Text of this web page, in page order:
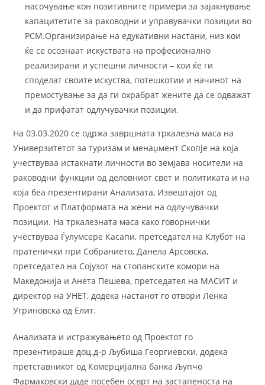
насочување кон позитивните примери за зајакнување
капацитетите за раководни и управувачки позиции во
РСМ.Организирање на едукативни настани, низ кои
ќе се осознаат искуствата на професионално
реализирани и успешни личности – кои ќе ги
споделат своите искуства, потешкотии и начинот на
премостување за да ги охрабрат жените да се одважат
и да прифатат одлучувачки позиции.
На 03.03.2020 се одржа завршната тркалезна маса на
Универзитетот за туризам и менаџмент Скопје на која
учествуваа истакнати личности во зeмјава носители на
раководни функции од деловниот свет и политиката и на
која беа презентирани Анализата, Извештајот од
Проектот и Платформата на жени на одлучувачки
позиции. На тркалезната маса како говорнички
учествуваа Ѓулумсере Касапи, претседател на Клубот на
пратенички при Собранието, Данела Арсовска,
претседател на Сојузот на стопанските комори на
Македонија и Анета Пешева, претседател на МАСИТ и
директор на УНЕТ, додека настанот го отвори Ленка
Угриновска од Елит.
Анализата и истражувањето од Проектот го
презентираше доц.д-р Љубиша Георгиевски, додека
претставникот од Комерцијална банка Љупчо
Фармаковски даде посебен осврт на застапеноста на